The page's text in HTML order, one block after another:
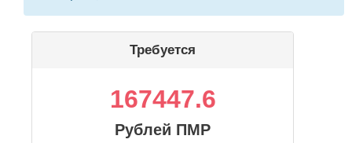
Требуется
167447.6
Рублей ПМР